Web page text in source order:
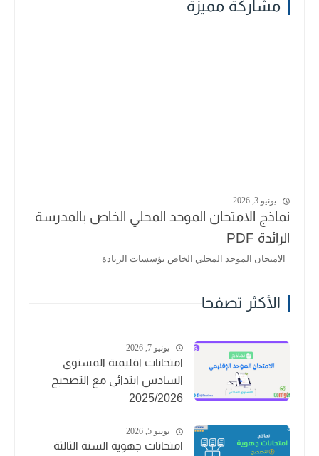
مشاركة مميزة
يونيو 3, 2026
نماذج الامتحان الموحد المحلي الخاص بالمدرسة
الرائدة PDF
الامتحان الموحد المحلي الخاص بؤسسات الريادة
الأكثر تصفحا
يونيو 7, 2026
امتحانات اقليمية المستوى
السادس ابتدائي مع التصحيح
2025/2026
يونيو 5, 2026
امتحانات جهوية السنة الثالثة